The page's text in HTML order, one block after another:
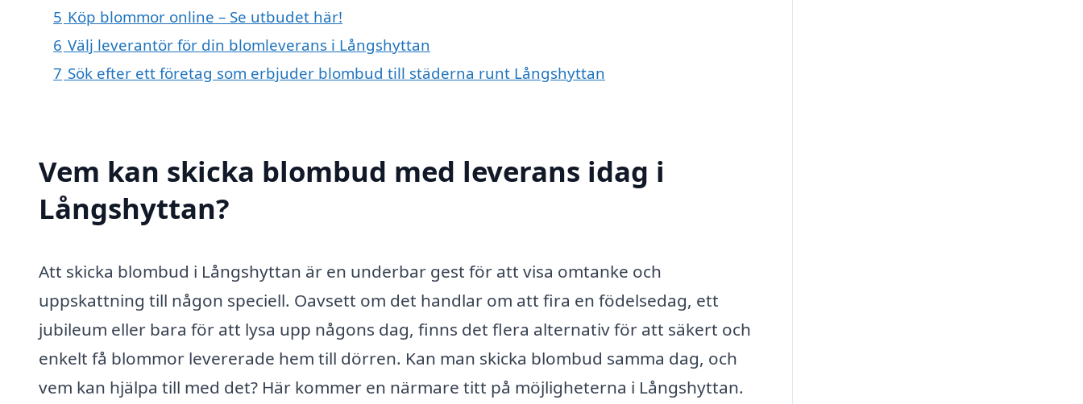
5 Köp blommor online – Se utbudet här!
6 Välj leverantör för din blomleverans i Långshyttan
7 Sök efter ett företag som erbjuder blombud till städerna runt Långshyttan
Vem kan skicka blombud med leverans idag i
Långshyttan?
Att skicka blombud i Långshyttan är en underbar gest för att visa omtanke och
uppskattning till någon speciell. Oavsett om det handlar om att fira en födelsedag, ett
jubileum eller bara för att lysa upp någons dag, finns det flera alternativ för att säkert och
enkelt få blommor levererade hem till dörren. Kan man skicka blombud samma dag, och
vem kan hjälpa till med det? Här kommer en närmare titt på möjligheterna i Långshyttan.